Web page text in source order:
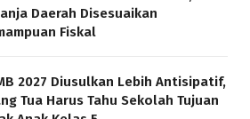
Daerah Disesuaikan
Fiskal
2027 Diusulkan Lebih Antisipatif,
Tua Harus Tahu Sekolah Tujuan